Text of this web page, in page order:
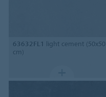
63632FL1 light cement (50x50
cm)